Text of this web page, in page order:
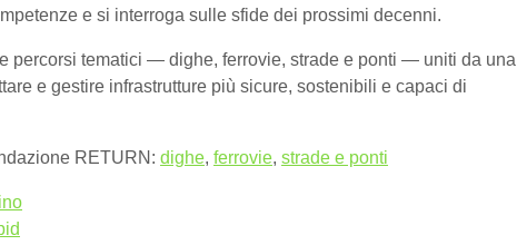
e si interroga sulle sfide dei prossimi decenni.
percorsi tematici — dighe, ferrovie, strade e ponti — uniti da una
e gestire infrastrutture più sicure, sostenibili e capaci di
RETURN: dighe, ferrovie, strade e ponti